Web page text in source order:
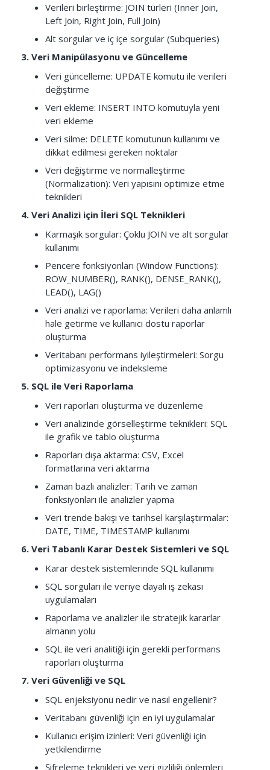
Verileri birleştirme: JOIN türleri (Inner Join,
Left Join, Right Join, Full Join)
Alt sorgular ve iç içe sorgular (Subqueries)
3. Veri Manipülasyonu ve Güncelleme
Veri güncelleme: UPDATE komutu ile verileri
değiştirme
Veri ekleme: INSERT INTO komutuyla yeni
veri ekleme
Veri silme: DELETE komutunun kullanımı ve
dikkat edilmesi gereken noktalar
Veri değiştirme ve normalleştirme
(Normalization): Veri yapısını optimize etme
teknikleri
4. Veri Analizi için İleri SQL Teknikleri
Karmaşık sorgular: Çoklu JOIN ve alt sorgular
kullanımı
Pencere fonksiyonları (Window Functions):
ROW_NUMBER(), RANK(), DENSE_RANK(),
LEAD(), LAG()
Veri analizi ve raporlama: Verileri daha anlamlı
hale getirme ve kullanıcı dostu raporlar
oluşturma
Veritabanı performans iyileştirmeleri: Sorgu
optimizasyonu ve indeksleme
5. SQL ile Veri Raporlama
Veri raporları oluşturma ve düzenleme
Veri analizinde görselleştirme teknikleri: SQL
ile grafik ve tablo oluşturma
Raporları dışa aktarma: CSV, Excel
formatlarına veri aktarma
Zaman bazlı analizler: Tarih ve zaman
fonksiyonları ile analizler yapma
Veri trende bakışı ve tarihsel karşılaştırmalar:
DATE, TIME, TIMESTAMP kullanımı
6. Veri Tabanlı Karar Destek Sistemleri ve SQL
Karar destek sistemlerinde SQL kullanımı
SQL sorguları ile veriye dayalı iş zekası
uygulamaları
Raporlama ve analizler ile stratejik kararlar
almanın yolu
SQL ile veri analitiği için gerekli performans
raporları oluşturma
7. Veri Güvenliği ve SQL
SQL enjeksiyonu nedir ve nasıl engellenir?
Veritabanı güvenliği için en iyi uygulamalar
Kullanıcı erişim izinleri: Veri güvenliği için
yetkilendirme
Şifreleme teknikleri ve veri gizliliği önlemleri